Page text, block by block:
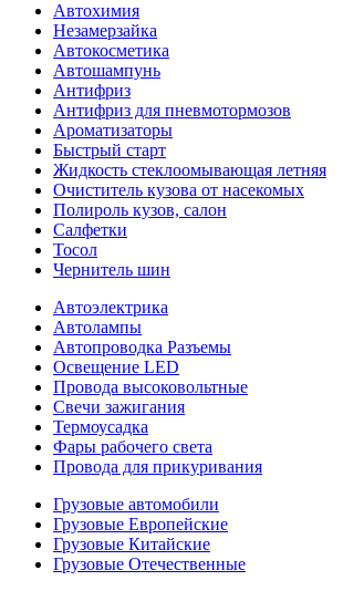
Автохимия
Незамерзайка
Автокосметика
Автошампунь
Антифриз
Антифриз для пневмотормозов
Ароматизаторы
Быстрый старт
Жидкость стеклоомывающая летняя
Очиститель кузова от насекомых
Полироль кузов, салон
Салфетки
Тосол
Чернитель шин
Автоэлектрика
Автолампы
Автопроводка Разъемы
Освещение LED
Провода высоковольтные
Свечи зажигания
Термоусадка
Фары рабочего света
Провода для прикуривания
Грузовые автомобили
Грузовые Европейские
Грузовые Китайские
Грузовые Отечественные